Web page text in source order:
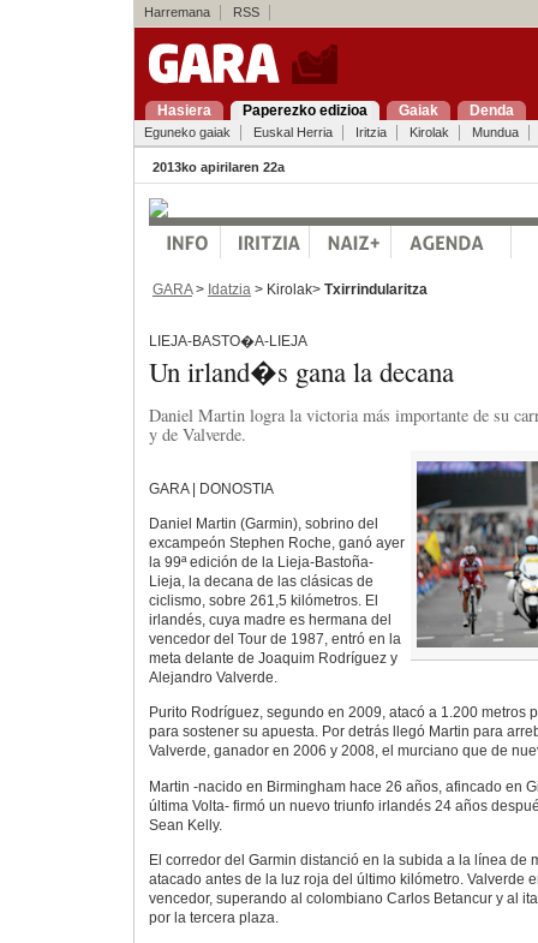
Harremana RSS
Hasiera Paperezko edizioa Gaiak Denda
Eguneko gaiak Euskal Herria Iritzia Kirolak Mundua
2013ko apirilaren 22a
GARA> Idatzia > Kirolak> Txirrindularitza
LIEJA-BASTO�A-LIEJA
Un irland�s gana la decana
Daniel Martin logra la victoria más importante de su
y de Valverde.
GARA | DONOSTIA
Daniel Martin (Garmin), sobrino del
excampeón Stephen Roche, ganó ayer
la 99ª edición de la Lieja-Bastoña-
Lieja, la decana de las clásicas de
ciclismo, sobre 261,5 kilómetros. El
irlandés, cuya madre es hermana del
vencedor del Tour de 1987, entró en la
meta delante de Joaquim Rodríguez y
Alejandro Valverde.
Purito Rodríguez, segundo en 2009, atacó a 1.200 metros
para sostener su apuesta. Por detrás llegó Martin para
Valverde, ganador en 2006 y 2008, el murciano que de
Martin -nacido en Birmingham hace 26 años, afincado en
última Volta- firmó un nuevo triunfo irlandés 24 años
Sean Kelly.
El corredor del Garmin distanció en la subida a la línea de
atacado antes de la luz roja del último kilómetro. Valverde
vencedor, superando al colombiano Carlos Betancur y al
por la tercera plaza.